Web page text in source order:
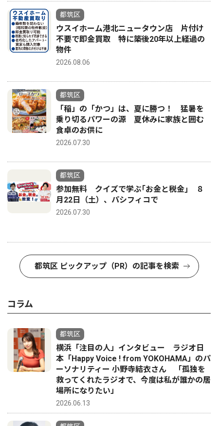
都筑区
ウスイホーム港北ニュータウン店 片付け
不要で即金買取 特に築後20年以上経過の
物件
2026.08.06
都筑区
「稲」の「かつ」は、夏に勝つ！ 猛暑を
乗り切るパワーの源 夏休みに家族と囲む
食卓のお供に
2026.07.30
都筑区
参加無料 クイズで学ぶ｢お金と税金｣ ８
月22日（土）、パシフィコで
2026.07.30
都筑区 ピックアップ（PR）の記事を検索
コラム
都筑区
横浜「注目の人」インタビュー ラジオ日
本「Happy Voice ! from YOKOHAMA」のパ
ーソナリティー 小野寺結衣さん 「孤独を
救ってくれたラジオで、今度は私が誰かの居
場所になりたい」
2026.06.13